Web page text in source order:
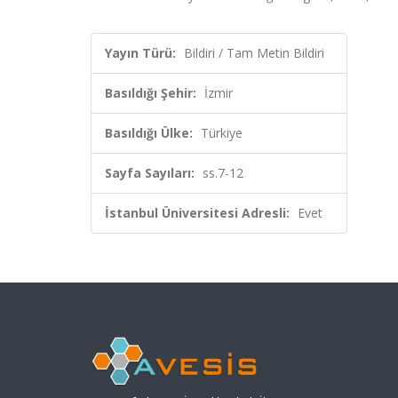
Yayın Türü: Bildiri / Tam Metin Bildiri
Basıldığı Şehir: İzmir
Basıldığı Ülke: Türkiye
Sayfa Sayıları: ss.7-12
İstanbul Üniversitesi Adresli: Evet